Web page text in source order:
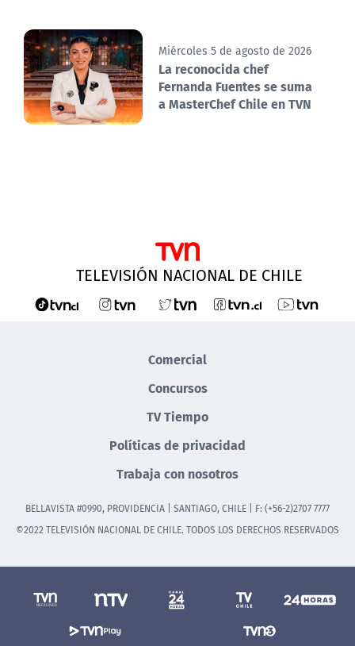
Miércoles 5 de agosto de 2026
La reconocida chef
Fernanda Fuentes se suma
a MasterChef Chile en TVN
TELEVISIÓN NACIONAL DE CHILE
Comercial
Concursos
TV Tiempo
Políticas de privacidad
Trabaja con nosotros
BELLAVISTA #0990, PROVIDENCIA | SANTIAGO, CHILE | F: (+56-2)2707 7777
©2022 TELEVISIÓN NACIONAL DE CHILE. TODOS LOS DERECHOS RESERVADOS